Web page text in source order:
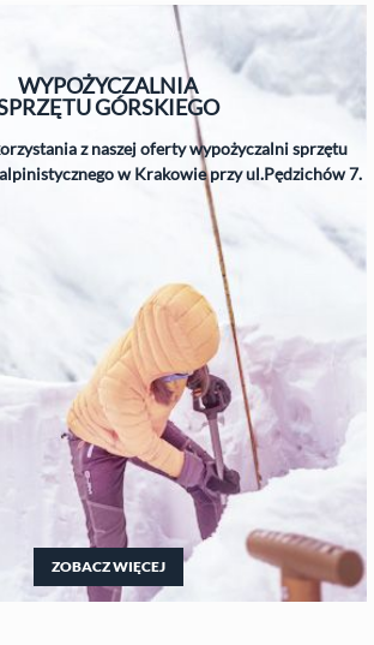
WYPOŻYCZALNIA
GÓRSKIEGO
z naszej oferty wypożyczalni sprzętu
w Krakowie przy ul.Pędzichów 7.
ZOBACZ WIĘCEJ